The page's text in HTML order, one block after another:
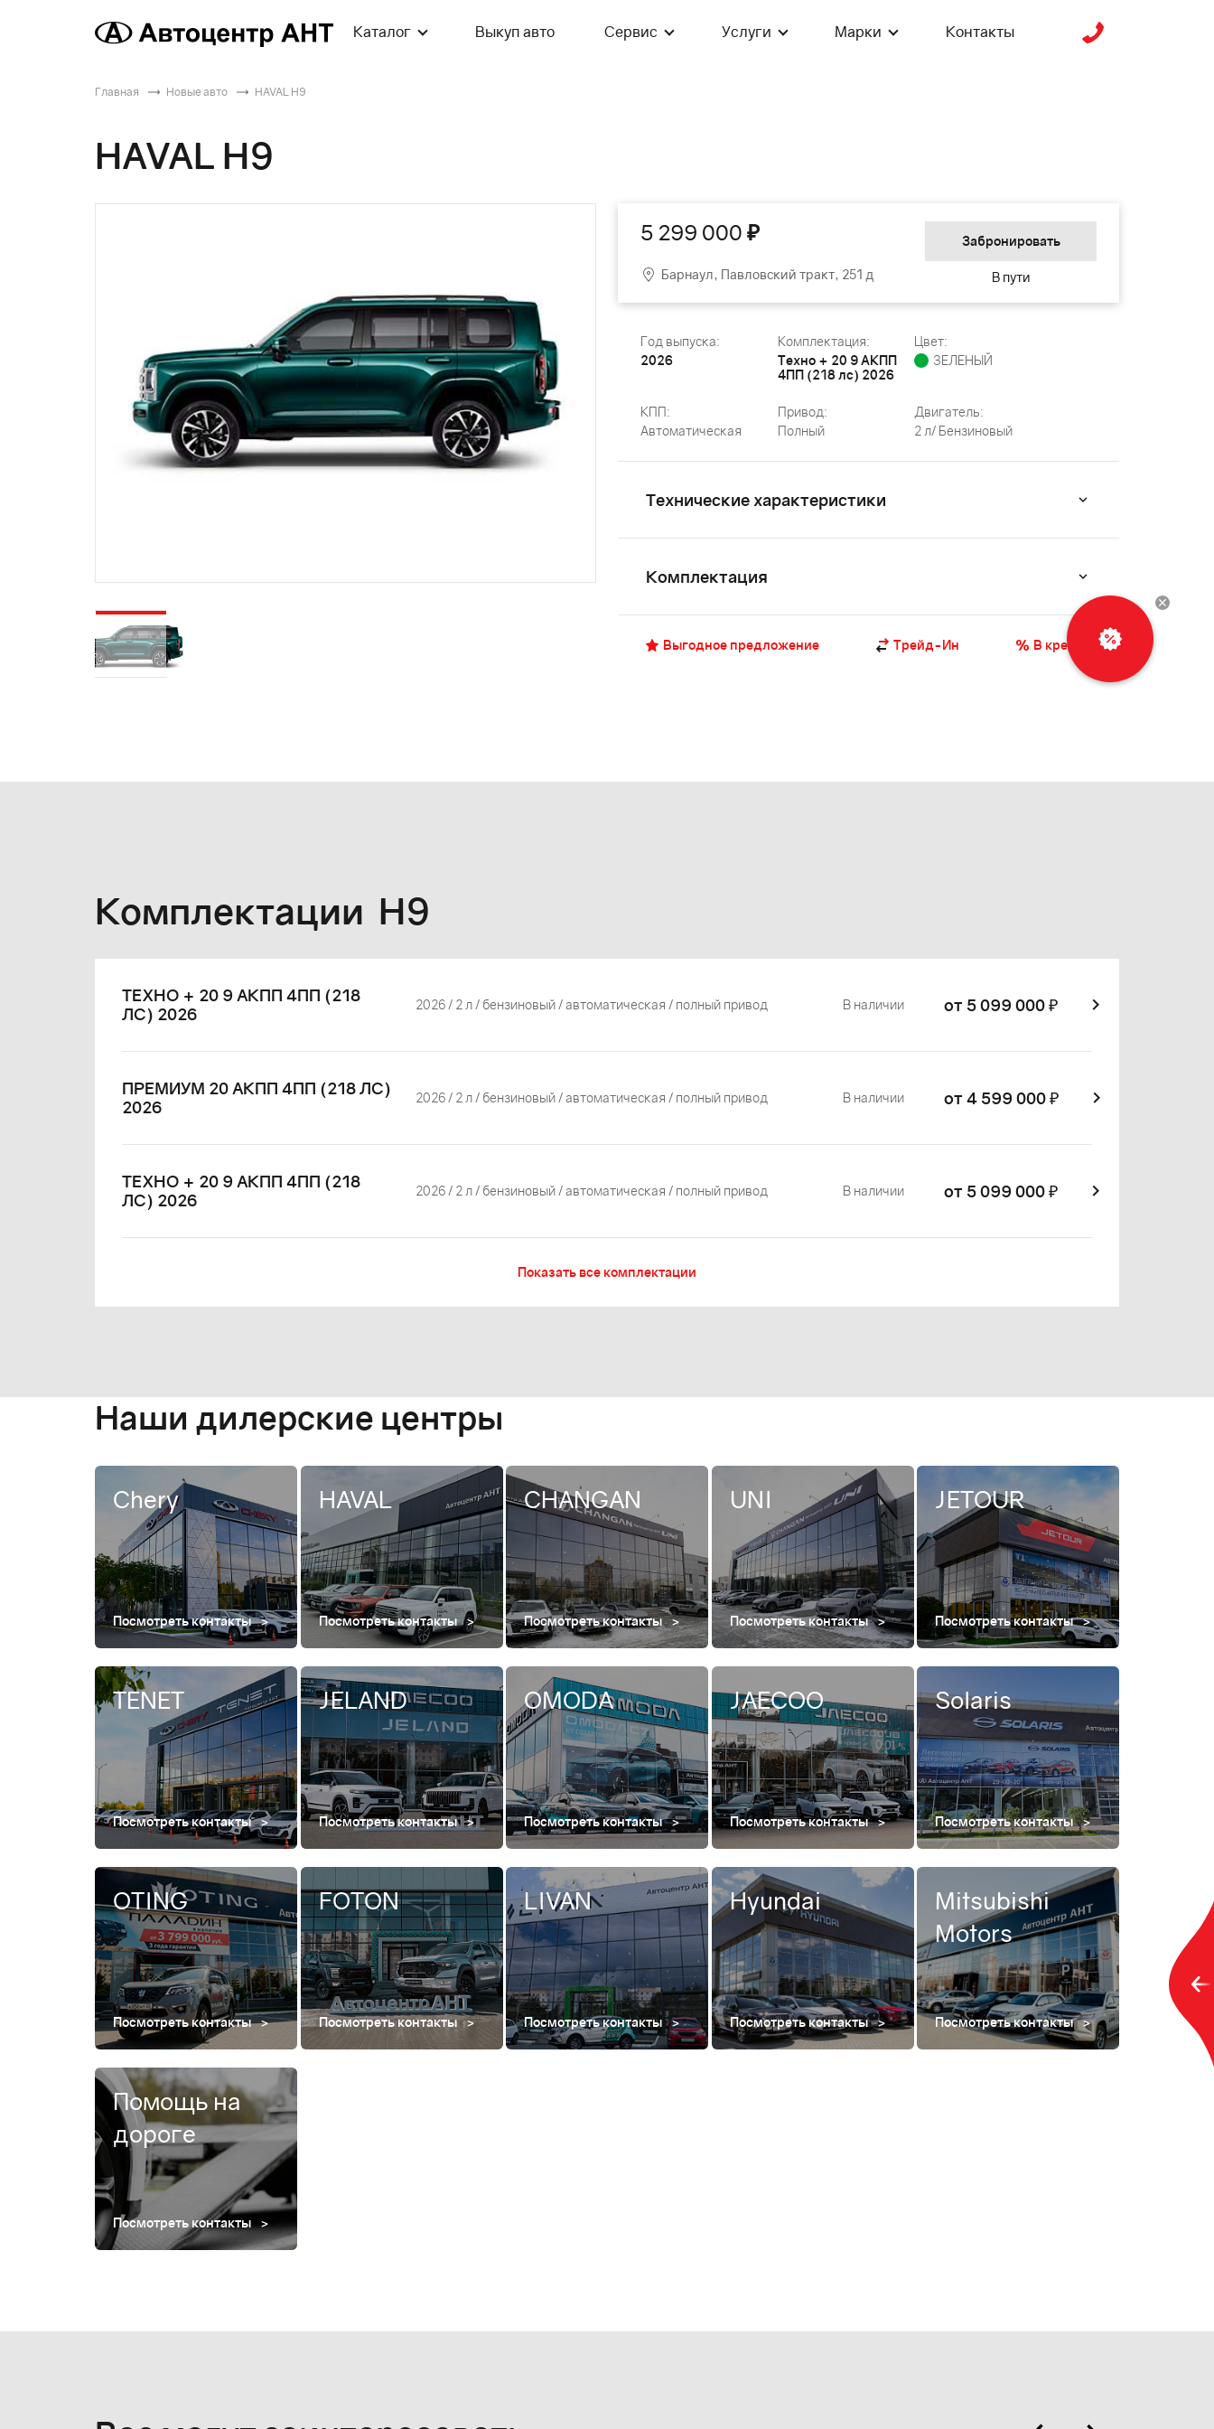
Каталог Выкуп авто Сервис Услуги Марки Контакты
Главная Новые авто HAVAL H9
HAVAL H9
5 299 000 ₽
Барнаул, Павловский тракт, 251 д
Забронировать
В пути
Год выпуска:
2026
Комплектация:
Техно + 20 9 АКПП
4ПП (218 лс) 2026
Цвет:
ЗЕЛЕНЫЙ
КПП:
Автоматическая
Привод:
Полный
Двигатель:
2 л/ Бензиновый
Технические характеристики
Комплектация
Выгодное предложение Трейд-Ин В кредит
Комплектации H9
ТЕХНО + 20 9 АКПП 4ПП (218
ЛС) 2026
2026 / 2 л / бензиновый / автоматическая / полный привод В наличии от 5 099 000₽
ПРЕМИУМ 20 АКПП 4ПП (218 ЛС)
2026
2026 / 2 л / бензиновый / автоматическая / полный привод В наличии от 4 599 000₽
ТЕХНО + 20 9 АКПП 4ПП (218
ЛС) 2026
2026 / 2 л / бензиновый / автоматическая / полный привод В наличии от 5 099 000₽
Показать все комплектации
Наши дилерские центры
Chery
Посмотреть контакты
HAVAL
Посмотреть контакты
CHANGAN
Посмотреть контакты
UNI
Посмотреть контакты
JETOUR
Посмотреть контакты
TENET
Посмотреть контакты
JELAND
Посмотреть контакты
OMODA
Посмотреть контакты
JAECOO
Посмотреть контакты
Solaris
Посмотреть контакты
OTING
Посмотреть контакты
FOTON
Посмотреть контакты
LIVAN
Посмотреть контакты
Hyundai
Посмотреть контакты
Mitsubishi
Motors
Посмотреть контакты
Помощь на
дороге
Посмотреть контакты
Рассчитать
кредит